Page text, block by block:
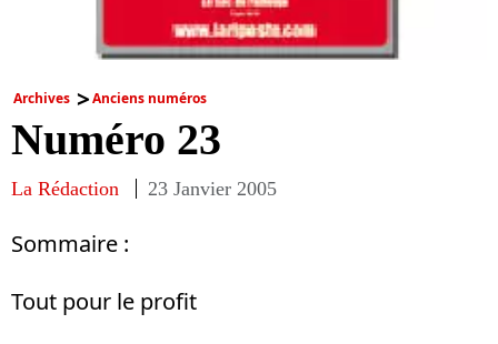
Archives Anciens numéros
Numéro 23
La Rédaction 23 Janvier 2005
Sommaire :
Tout pour le profit